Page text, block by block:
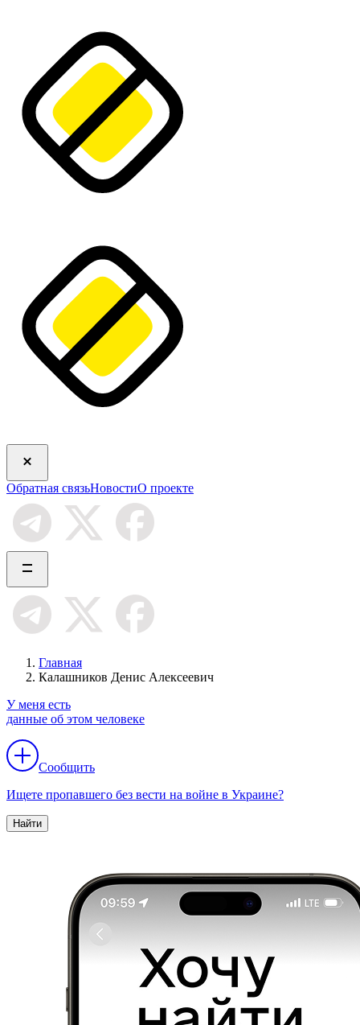
Обратная связьНовостиО проекте
Главная
Калашников Денис Алексеевич
У меня есть
данные об этом человеке
Сообщить
Ищете пропавшего без вести на войне в Украине?
Найти